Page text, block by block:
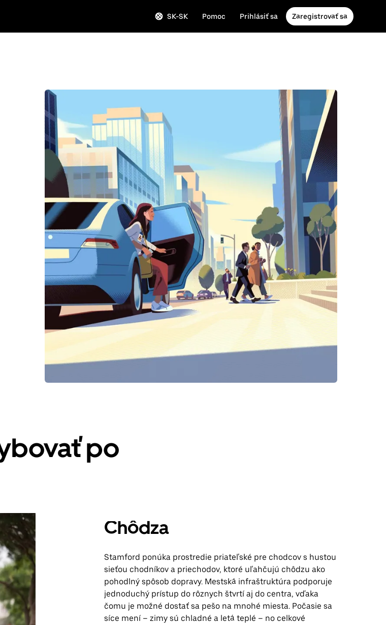
SK-SK Pomoc Prihlásiť sa Zaregistrovať sa
po
Chôdza
Stamford ponúka prostredie priateľské pre chodcov s hustou
sieťou chodníkov a priechodov, ktoré uľahčujú chôdzu ako
pohodlný spôsob dopravy. Mestská infraštruktúra podporuje
jednoduchý prístup do rôznych štvrtí aj do centra, vďaka
čomu je možné dostať sa pešo na mnohé miesta. Počasie sa
síce mení – zimy sú chladné a letá teplé – no celkové